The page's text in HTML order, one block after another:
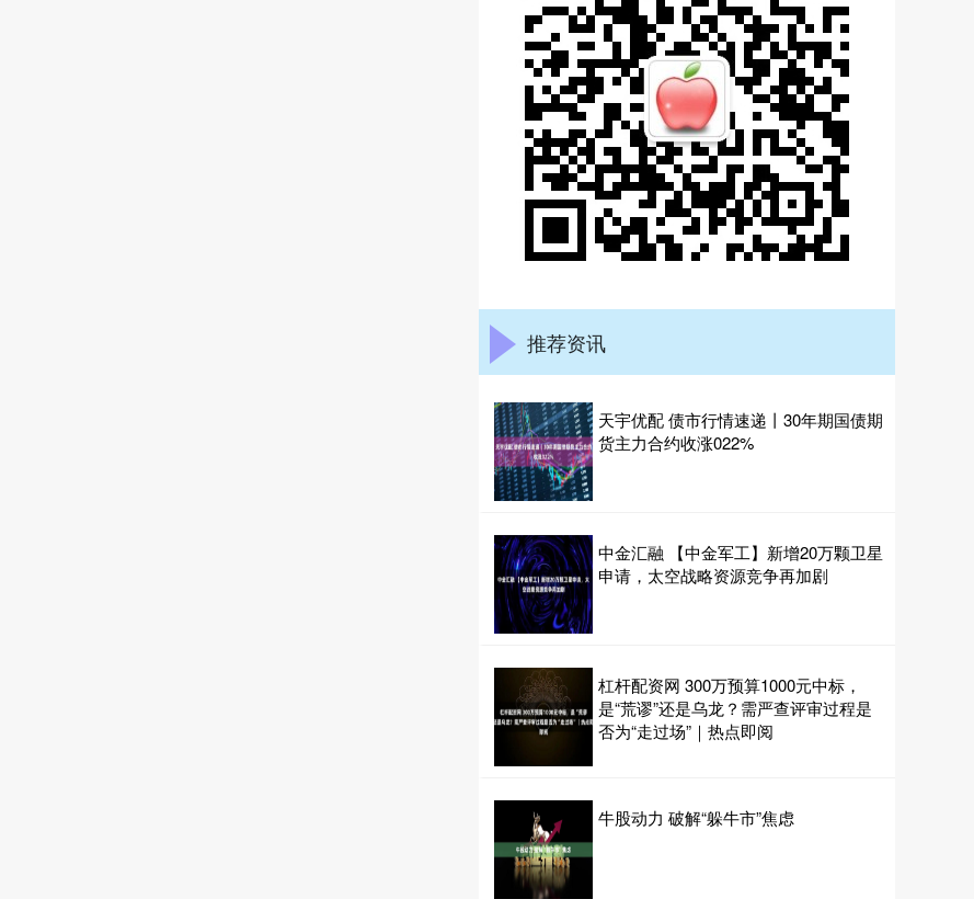
推荐资讯
天宇优配 债市行情速递丨30年期国债期
货主力合约收涨022%
中金汇融 【中金军工】新增20万颗卫星
申请，太空战略资源竞争再加剧
杠杆配资网 300万预算1000元中标，
是“荒谬”还是乌龙？需严查评审过程是
否为“走过场”｜热点即阅
牛股动力 破解“躲牛市”焦虑